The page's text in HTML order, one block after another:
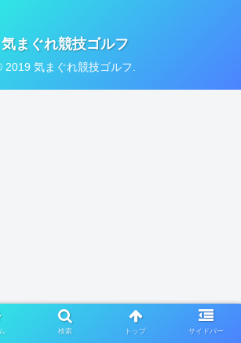
気まぐれ競技ゴルフ
2019 気まぐれ競技ゴルフ.
検索 トップ サイドバー